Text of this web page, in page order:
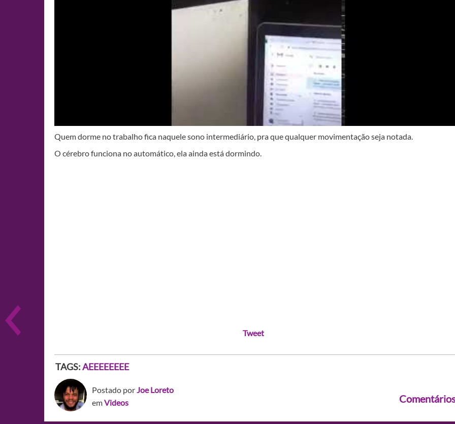
Quem dorme no trabalho fica naquele sono intermediário, pra que qualquer movimentação seja notada.
O cérebro funciona no automático, ela ainda está dormindo.
Tweet
TAGS:AEEEEEEEE
Postado porJoe Loreto
emVideos